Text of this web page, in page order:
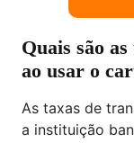
Quais são
ao usar o
As taxas de
a instituição